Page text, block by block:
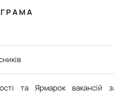
Р А М А
та Ярмарок вакансій